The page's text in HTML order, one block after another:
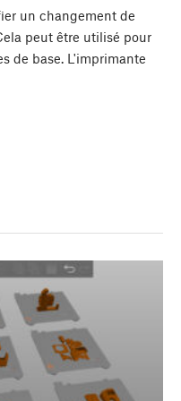
un changement de
peut être utilisé pour
de base. L'imprimante